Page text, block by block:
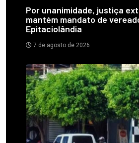
Por unanimidade, justiça
mantém mandato de
Epitaciolândia
7 de agosto de 2026